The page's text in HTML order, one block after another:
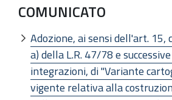
COMUNICATO
Adozione, ai sensi dell'art.
a) della L.R. 47/78 e
integrazioni, di "Variante
vigente relativa alla